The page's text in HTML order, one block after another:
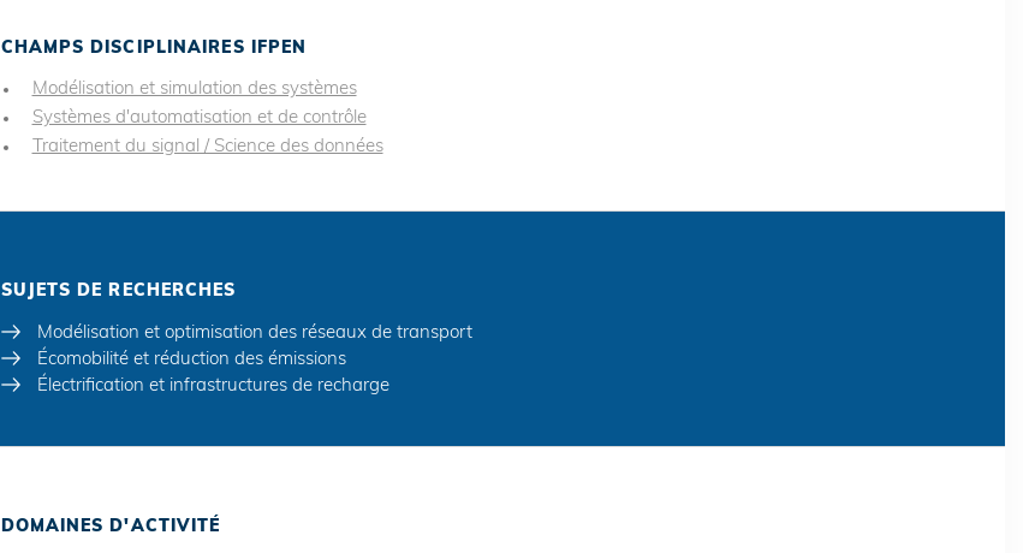
CHAMPS DISCIPLINAIRES IFPEN
Modélisation et simulation des systèmes
Systèmes d'automatisation et de contrôle
Traitement du signal / Science des données
SUJETS DE RECHERCHES
Modélisation et optimisation des réseaux de transport
Écomobilité et réduction des émissions
Électrification et infrastructures de recharge
DOMAINES D'ACTIVITÉ